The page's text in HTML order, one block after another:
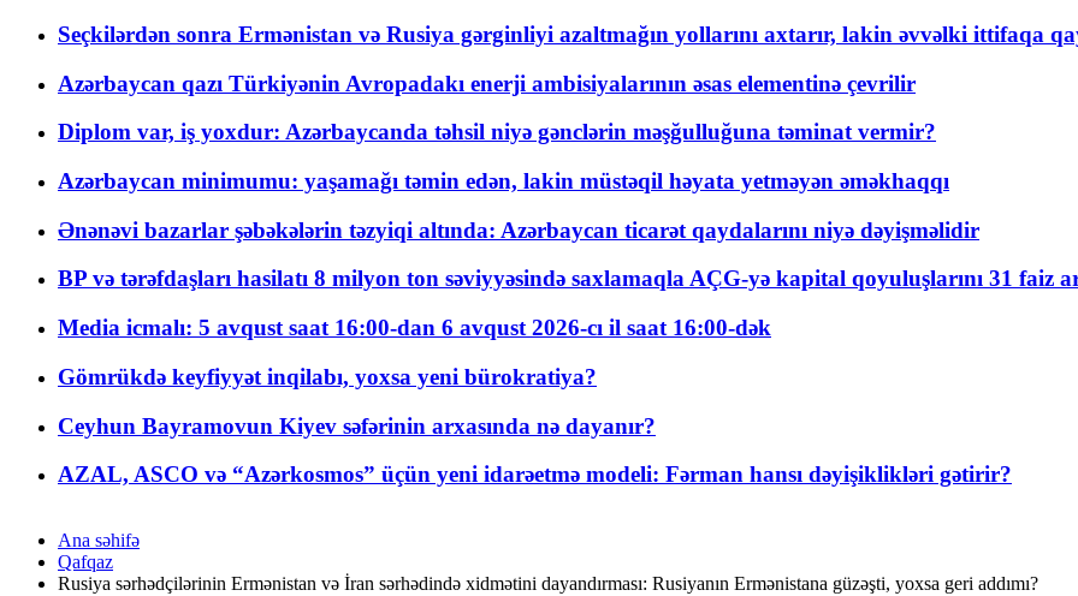
Seçkilərdən sonra Ermənistan və Rusiya gərginliyi azaltmağın yollarını axtarır, lakin əvvəlki ittifaqa
Azərbaycan qazı Türkiyənin Avropadakı enerji ambisiyalarının əsas elementinə çevrilir
Diplom var, iş yoxdur: Azərbaycanda təhsil niyə gənclərin məşğulluğuna təminat vermir?
Azərbaycan minimumu: yaşamağı təmin edən, lakin müstəqil həyata yetməyən əməkhaqqı
Ənənəvi bazarlar şəbəkələrin təzyiqi altında: Azərbaycan ticarət qaydalarını niyə dəyişməlidir
BP və tərəfdaşları hasilatı 8 milyon ton səviyyəsində saxlamaqla AÇG-yə kapital qoyuluşlarını 31 faiz
Media icmalı: 5 avqust saat 16:00-dan 6 avqust 2026-cı il saat 16:00-dək
Gömrükdə keyfiyyət inqilabı, yoxsa yeni bürokratiya?
Ceyhun Bayramovun Kiyev səfərinin arxasında nə dayanır?
AZAL, ASCO və “Azərkosmos” üçün yeni idarəetmə modeli: Fərman hansı dəyişiklikləri gətirir?
Ana səhifə
Qafqaz
Rusiya sərhədçilərinin Ermənistan və İran sərhədində xidmətini dayandırması: Rusiyanın Ermənistana güzəşti, yoxsa geri addımı?